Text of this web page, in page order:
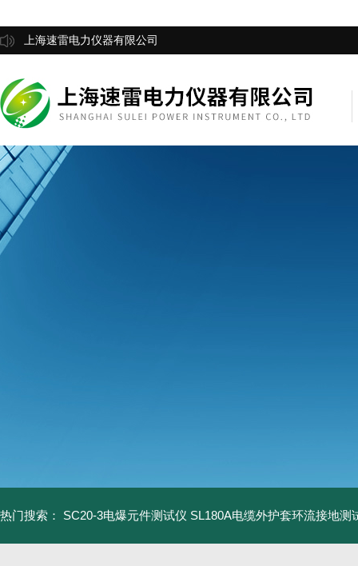
上海速雷电力仪器有限公司
热门搜索： SC20-3电爆元件测试仪 SL180A电缆外护套环流接地测